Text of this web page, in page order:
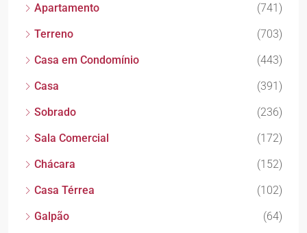
Apartamento
(741)
Terreno
(703)
Casa em Condomínio
(443)
Casa
(391)
Sobrado
(236)
Sala Comercial
(172)
Chácara
(152)
Casa Térrea
(102)
Galpão
(64)